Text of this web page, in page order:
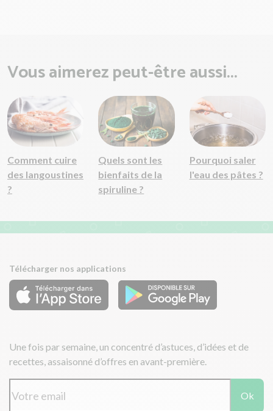
Vous aimerez peut-être aussi...
Comment cuire
des langoustines
?
Quels sont les
bienfaits de la
spiruline ?
Pourquoi saler
l'eau des pâtes ?
Télécharger nos applications
Une fois par semaine, un concentré d’astuces, d’idées et de
recettes, assaisonné d’offres en avant-première.
Ok